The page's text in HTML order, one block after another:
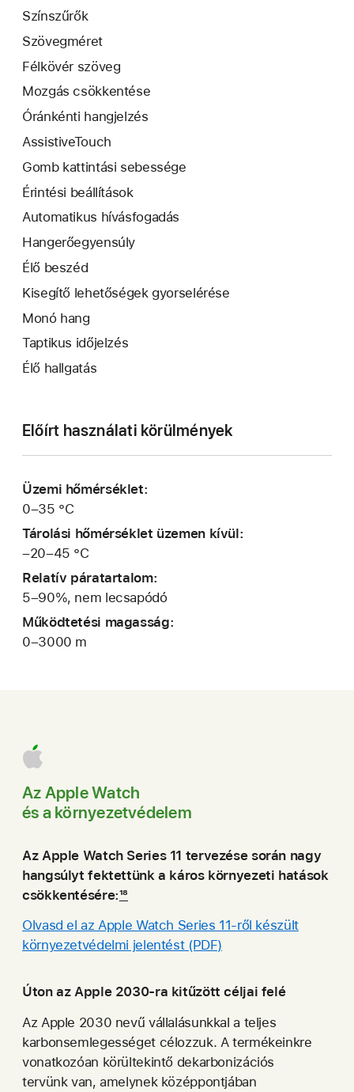
Színszűrők
Szövegméret
Félkövér szöveg
Mozgás csökkentése
Óránkénti hangjelzés
AssistiveTouch
Gomb kattintási sebessége
Érintési beállítások
Automatikus hívásfogadás
Hangerőegyensúly
Élő beszéd
Kisegítő lehetőségek gyorselérése
Monó hang
Taptikus időjelzés
Élő hallgatás
Előírt használati körülmények
Üzemi hőmérséklet:
0–35 °C
Tárolási hőmérséklet üzemen kívül:
–20–45 °C
Relatív páratartalom:
5–90%, nem lecsapódó
Működtetési magasság:
0–3000 m
Az Apple Watch
és a környezet­védelem
Az Apple Watch Series 11 tervezése során nagy
hangsúlyt fektettünk a káros környezeti hatások
csökkentésére:18
Olvasd el az Apple Watch Series 11-ről készült
környezetvédelmi jelentést (PDF)
Úton az Apple 2030‑ra kitűzött céljai felé
Az Apple 2030 nevű vállalásunkkal a teljes
karbon­semlegességet célozzuk. A termékeinkre
vonatkozóan körültekintő dekarbonizációs
tervünk van, amelynek középpontjában